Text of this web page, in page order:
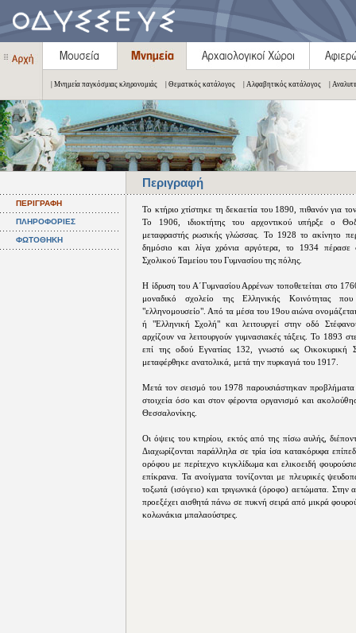
| Μνημεία παγκόσμιας κληρονομιάς | Θεματικός κατάλογος | Αλφαβητικός κατάλογος |
Περιγραφή
ΠΕΡΙΓΡΑΦΗ
ΠΛΗΡΟΦΟΡΙΕΣ
ΦΩΤΟΘΗΚΗ
Το κτήριο χτίστηκε τη δεκαετία του 1890, πιθανόν για
Το 1906, ιδιοκτήτης του αρχοντικού υπήρξε ο
μεταφραστής ρωσικής γλώσσας. Το 1928 το ακίνητο
δημόσιο και λίγα χρόνια αργότερα, το 1934 πέρασε
Σχολικού Ταμείου του Γυμνασίου της πόλης.
Η ίδρυση του Α΄Γυμνασίου Αρρένων τοποθετείται στο
μοναδικό σχολείο της Ελληνικής Κοινότητας
"ελληνομουσείο". Από τα μέσα του 19ου αιώνα
ή "Ελληνική Σχολή" και λειτουργεί στην οδό
αρχίζουν να λειτουργούν γυμνασιακές τάξεις. Το 1893
επί της οδού Εγνατίας 132, γνωστό ως Οικοκυρική
μεταφέρθηκε ανατολικά, μετά την πυρκαγιά του 1917.
Μετά τον σεισμό του 1978 παρουσιάστηκαν προβλήματα
στοιχεία όσο και στον φέροντα οργανισμό και
Θεσσαλονίκης.
Οι όψεις του κτηρίου, εκτός από της πίσω αυλής,
Διαχωρίζονται παράλληλα σε τρία ίσα κατακόρυφα
ορόφου με περίτεχνο κιγκλίδωμα και ελικοειδή
επίκρανα. Τα ανοίγματα τονίζονται με πλευρικές
τοξωτά (ισόγειο) και τριγωνικά (όροφο) αετώματα. Στην
προεξέχει αισθητά πάνω σε πυκνή σειρά από μικρά
κολωνάκια μπαλαούστρες.